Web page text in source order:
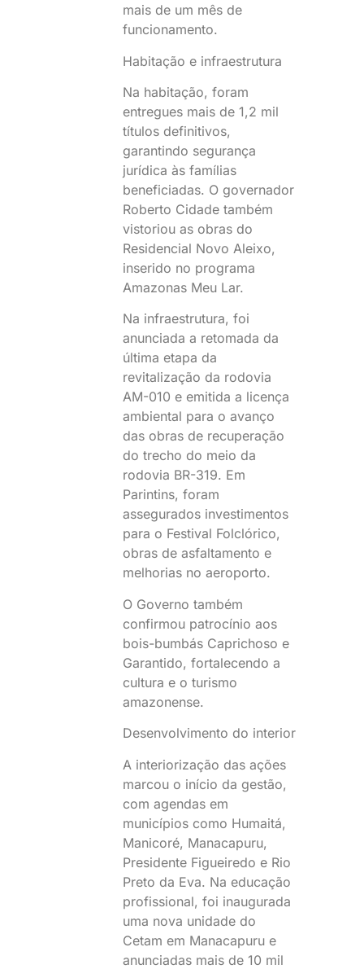
mais de um mês de
funcionamento.
Habitação e infraestrutura
Na habitação, foram
entregues mais de 1,2 mil
títulos definitivos,
garantindo segurança
jurídica às famílias
beneficiadas. O governador
Roberto Cidade também
vistoriou as obras do
Residencial Novo Aleixo,
inserido no programa
Amazonas Meu Lar.
Na infraestrutura, foi
anunciada a retomada da
última etapa da
revitalização da rodovia
AM-010 e emitida a licença
ambiental para o avanço
das obras de recuperação
do trecho do meio da
rodovia BR-319. Em
Parintins, foram
assegurados investimentos
para o Festival Folclórico,
obras de asfaltamento e
melhorias no aeroporto.
O Governo também
confirmou patrocínio aos
bois-bumbás Caprichoso e
Garantido, fortalecendo a
cultura e o turismo
amazonense.
Desenvolvimento do interior
A interiorização das ações
marcou o início da gestão,
com agendas em
municípios como Humaitá,
Manicoré, Manacapuru,
Presidente Figueiredo e Rio
Preto da Eva. Na educação
profissional, foi inaugurada
uma nova unidade do
Cetam em Manacapuru e
anunciadas mais de 10 mil